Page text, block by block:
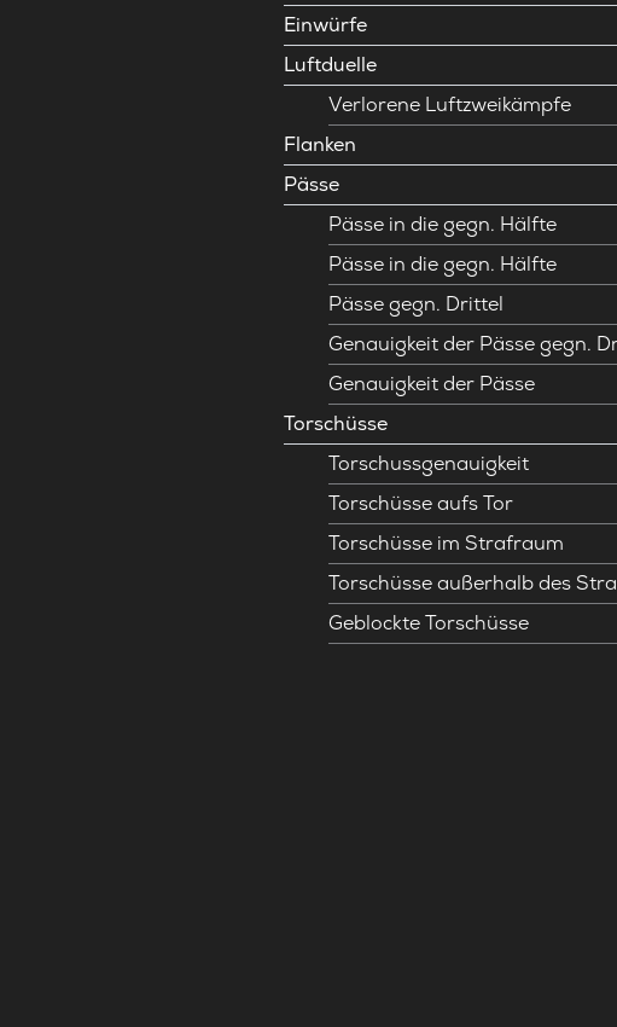
Einwürfe
Luftduelle
Verlorene Luftzweikämpfe
Flanken
Pässe
Pässe in die gegn. Hälfte
Pässe in die gegn. Hälfte
Pässe gegn. Drittel
Genauigkeit der Pässe gegn.
Genauigkeit der Pässe
Torschüsse
Torschussgenauigkeit
Torschüsse aufs Tor
Torschüsse im Strafraum
Torschüsse außerhalb des
Geblockte Torschüsse